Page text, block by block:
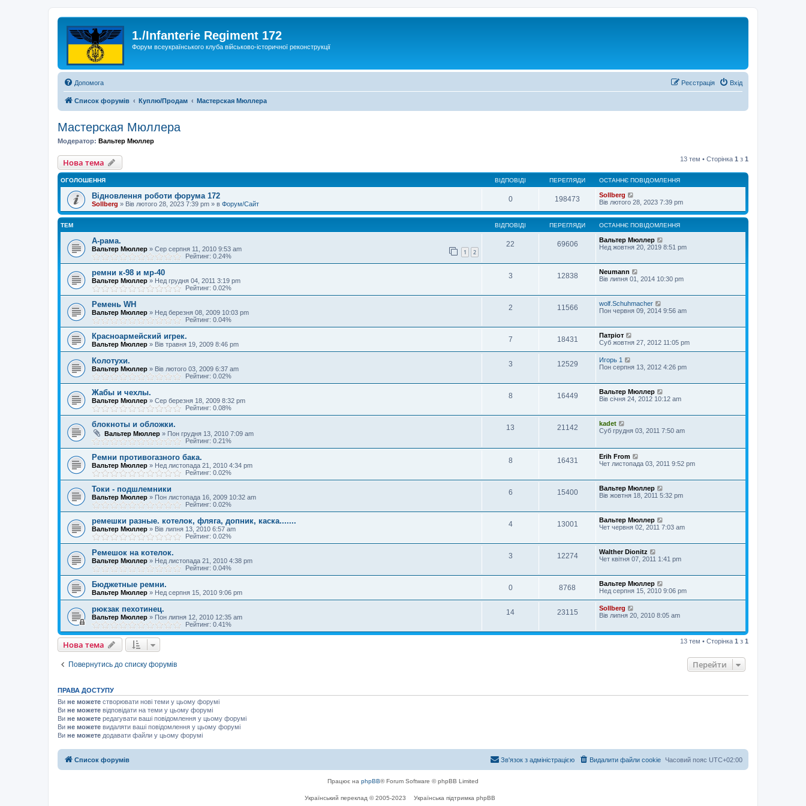
1./Infanterie Regiment 172
Форум всеукраїнського клуба військово-історичної реконструкції
Допомога Вхід
Реєстрація
Список форумів Куплю/Продам Мастерская Мюллера
Мастерская Мюллера
Модератор: Вальтер Мюллер
Нова тема 13 тем • Сторінка 1 з 1
ОГОЛОШЕННЯ ВІДПОВІДІ ПЕРЕГЛЯДИ ОСТАННЄ ПОВІДОМЛЕННЯ
Відновлення роботи форума 172
Sollberg » Вів лютого 28, 2023 7:39 pm » в Форум/Сайт
0 198473
Sollberg
Вів лютого 28, 2023 7:39 pm
ТЕМ ВІДПОВІДІ ПЕРЕГЛЯДИ ОСТАННЄ ПОВІДОМЛЕННЯ
А-рама.
Вальтер Мюллер » Сер серпня 11, 2010 9:53 am 1 2
Рейтинг: 0.24%
22 69606
Вальтер Мюллер
Нед жовтня 20, 2019 8:51 pm
ремни к-98 и мр-40
Вальтер Мюллер » Нед грудня 04, 2011 3:19 pm
Рейтинг: 0.02%
3 12838
Neumann
Вів липня 01, 2014 10:30 pm
Ремень WH
Вальтер Мюллер » Нед березня 08, 2009 10:03 pm
Рейтинг: 0.04%
2 11566
wolf.Schuhmacher
Пон червня 09, 2014 9:56 am
Красноармейский игрек.
Вальтер Мюллер » Вів травня 19, 2009 8:46 pm
7 18431
Патріот
Суб жовтня 27, 2012 11:05 pm
Колотухи.
Вальтер Мюллер » Вів лютого 03, 2009 6:37 am
Рейтинг: 0.02%
3 12529
Игорь 1
Пон серпня 13, 2012 4:26 pm
Жабы и чехлы.
Вальтер Мюллер » Сер березня 18, 2009 8:32 pm
Рейтинг: 0.08%
8 16449
Вальтер Мюллер
Вів січня 24, 2012 10:12 am
блокноты и обложки.
Вальтер Мюллер » Пон грудня 13, 2010 7:09 am
Рейтинг: 0.21%
13 21142
kadet
Суб грудня 03, 2011 7:50 am
Ремни противогазного бака.
Вальтер Мюллер » Нед листопада 21, 2010 4:34 pm
Рейтинг: 0.02%
8 16431
Erih From
Чет листопада 03, 2011 9:52 pm
Токи - подшлемники
Вальтер Мюллер » Пон листопада 16, 2009 10:32 am
Рейтинг: 0.02%
6 15400
Вальтер Мюллер
Вів жовтня 18, 2011 5:32 pm
ремешки разные. котелок, фляга, допник, каска.......
Вальтер Мюллер » Вів липня 13, 2010 6:57 am
Рейтинг: 0.02%
4 13001
Вальтер Мюллер
Чет червня 02, 2011 7:03 am
Ремешок на котелок.
Вальтер Мюллер » Нед листопада 21, 2010 4:38 pm
Рейтинг: 0.04%
3 12274
Walther Dionitz
Чет квітня 07, 2011 1:41 pm
Бюджетные ремни.
Вальтер Мюллер » Нед серпня 15, 2010 9:06 pm
0 8768
Вальтер Мюллер
Нед серпня 15, 2010 9:06 pm
рюкзак пехотинец.
Вальтер Мюллер » Пон липня 12, 2010 12:35 am
Рейтинг: 0.41%
14 23115
Sollberg
Вів липня 20, 2010 8:05 am
Нова тема 13 тем • Сторінка 1 з 1
Повернутись до списку форумів Перейти
ПРАВА ДОСТУПУ
Ви не можете створювати нові теми у цьому форумі
Ви не можете відповідати на теми у цьому форумі
Ви не можете редагувати ваші повідомлення у цьому форумі
Ви не можете видаляти ваші повідомлення у цьому форумі
Ви не можете додавати файли у цьому форумі
Список форумів Часовий пояс UTC+02:00
Видалити файли cookie
Зв'язок з адміністрацією
Працює на phpBB® Forum Software © phpBB Limited
Український переклад © 2005-2023 Українська підтримка phpBB